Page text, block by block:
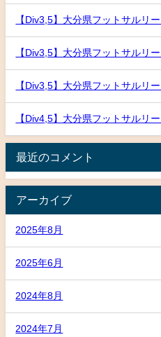
【Div3,5】大分県フットサルリ
【Div3,5】大分県フットサルリ
【Div3,5】大分県フットサルリ
【Div4,5】大分県フットサルリ
最近のコメント
アーカイブ
2025年8月
2025年6月
2024年8月
2024年7月